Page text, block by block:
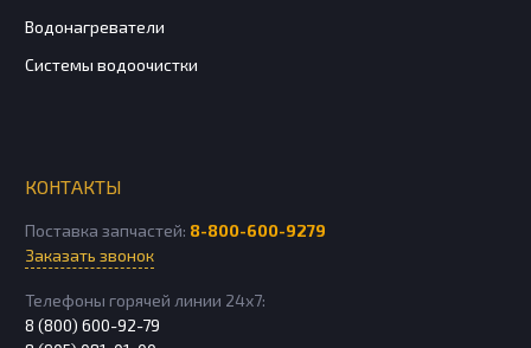
Водонагреватели
Системы водоочистки
КОНТАКТЫ
Поставка запчастей: 8-800-600-9279
Заказать звонок
Телефоны горячей линии 24х7:
8 (800) 600-92-79